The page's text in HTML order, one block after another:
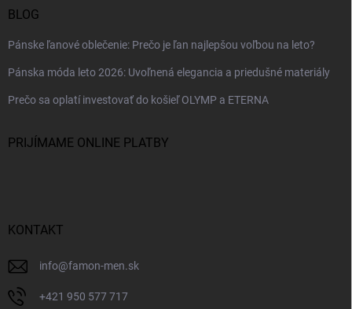
BLOG
Pánske ľanové oblečenie: Prečo je ľan najlepšou voľbou na leto?
Pánska móda leto 2026: Uvoľnená elegancia a priedušné materiály
Prečo sa oplatí investovať do košieľ OLYMP a ETERNA
PRIJÍMAME ONLINE PLATBY
KONTAKT
info@famon-men.sk
+421 950 577 717